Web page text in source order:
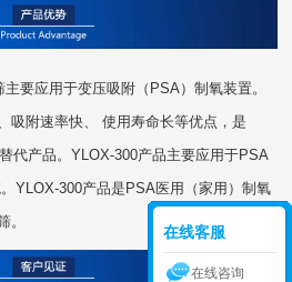
要应用于变压吸附（PSA）制氧装置。
吸附速率快、 使用寿命长等优点，是
代产品。YLOX-300产品主要应用于PSA
YLOX-300产品是PSA医用（家用）制氧
。
在线客服
在线咨询